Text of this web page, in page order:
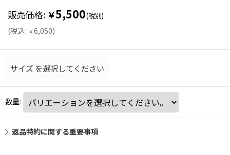
販売価格: ￥5,500(税別)
(税込: ￥6,050)
サイズを選択してください
数量:
返品特約に関する重要事項